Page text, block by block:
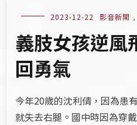
2023-12-22 影音新聞 ,
義肢女孩逆風
回勇氣
今年20歲的沈利倩，因為患
就失去右腿。國中時因為穿